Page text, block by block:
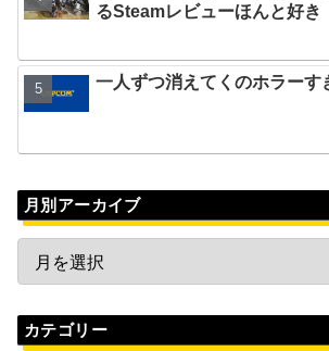
るSteamレビューほんと好き
一人ずつ消えてくのホラーす
月別アーカイブ
カテゴリー